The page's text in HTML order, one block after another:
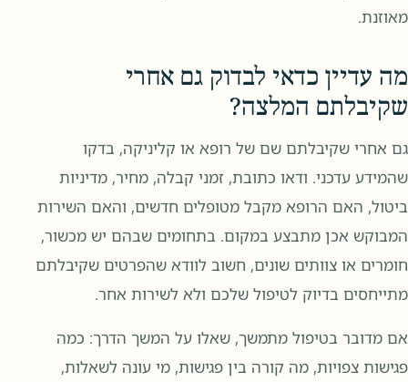
מאוזנת.
מה עדיין כדאי לבדוק גם אחרי
שקיבלתם המלצה?
גם אחרי שקיבלתם שם של רופא או קליניקה, בדקו
שהמידע עדכני. ודאו כתובת, זמני קבלה, מחיר, מדיניות
ביטול, האם הרופא מקבל מטופלים חדשים, והאם השירות
המבוקש אכן מתבצע במקום. בתחומים שבהם יש מכשור,
חומרים או צוותים שונים, חשוב לוודא שהפרטים שקיבלתם
מתייחסים בדיוק לטיפול שלכם ולא לשירות אחר.
אם מדובר בטיפול מתמשך, שאלו על המשך הדרך: כמה
פגישות צפויות, מה קורה בין פגישות, מי עונה לשאלות,